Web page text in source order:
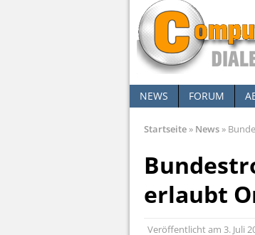
NEWS FORUM
Startseite» News»
erlaubt
Veröffentlicht am 3. Juli